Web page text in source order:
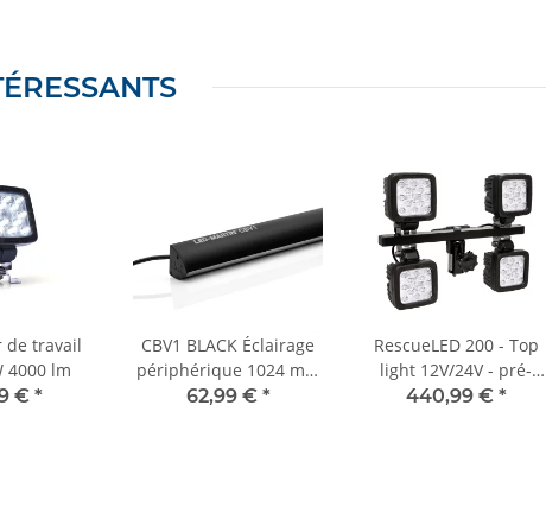
de travail
4000 lm
€ *
CBV1 BLACK Éclairage
périphérique 1024 mm
- Goulotte - adhésif -
62,99 € *
RescueLED 200 - Top
light 12V/24V - pré-
assemblé
440,99 € *